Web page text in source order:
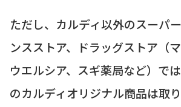
ただし、カルディ以外のスーパ
ンスストア、ドラッグストア（マ
ウエルシア、スギ薬局など）で
のカルディオリジナル商品は取